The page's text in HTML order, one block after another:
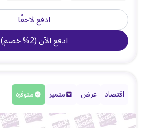
ادفع لاحقًا
ادفع الآن(
2
%خصم)
اقتصاد عرض متميز متوفرة